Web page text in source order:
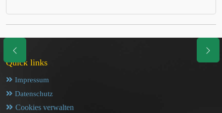
Quick links
Impressum
Datenschutz
Cookies verwalten